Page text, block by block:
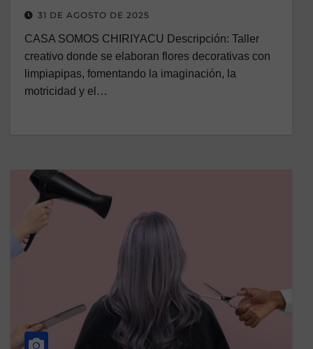
31 DE AGOSTO DE 2025
CASA SOMOS CHIRIYACU Descripción: Taller
creativo donde se elaboran flores decorativas con
limpiapipas, fomentando la imaginación, la
motricidad y el…